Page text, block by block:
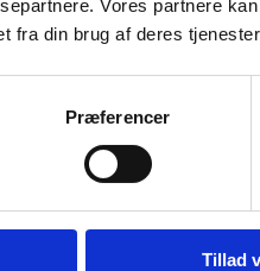
Vores partnere
fra din brug af deres
Præferencer
Tillad